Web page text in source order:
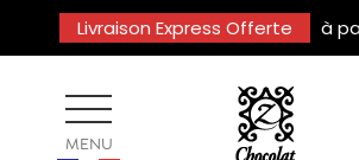
Livraison Express Offerte à
MENU